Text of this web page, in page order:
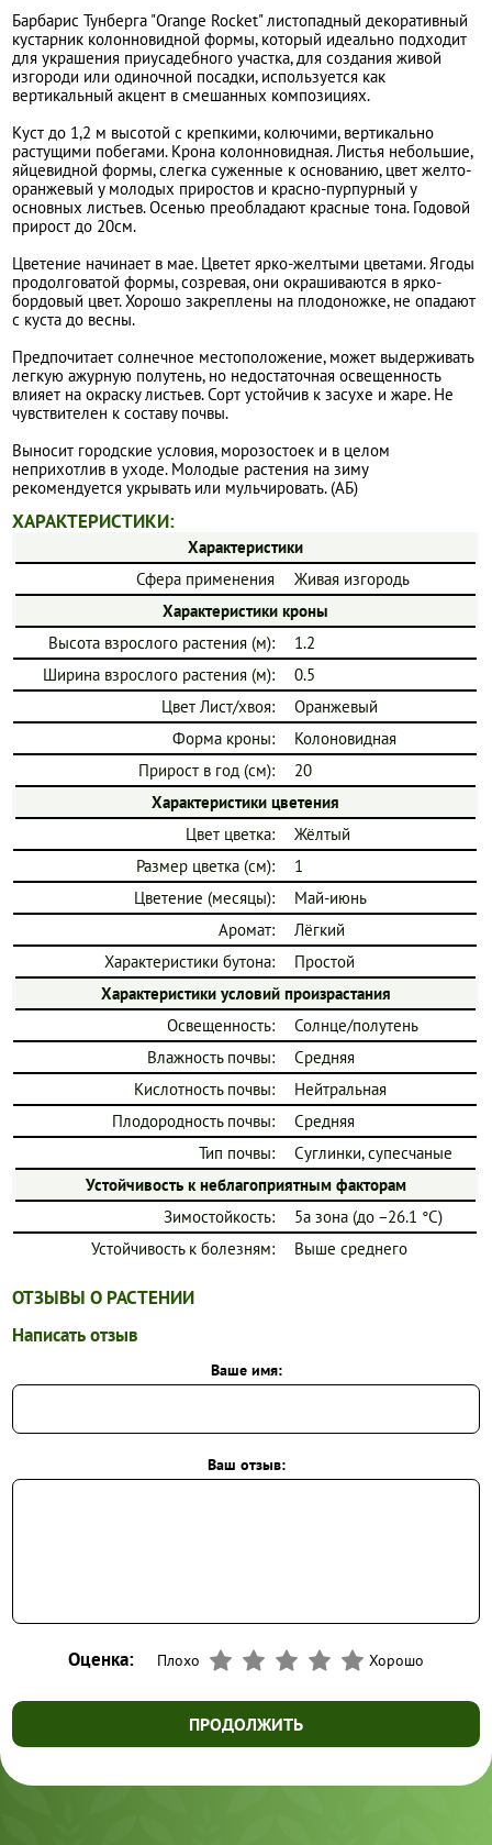
Барбарис Тунберга "Orange Rocket" листопадный декоративный
кустарник колонновидной формы, который идеально подходит
для украшения приусадебного участка, для создания живой
изгороди или одиночной посадки, используется как
вертикальный акцент в смешанных композициях.
Куст до 1,2 м высотой с крепкими, колючими, вертикально
растущими побегами. Крона колонновидная. Листья небольшие,
яйцевидной формы, слегка суженные к основанию, цвет желто-
оранжевый у молодых приростов и красно-пурпурный у
основных листьев. Осенью преобладают красные тона. Годовой
прирост до 20см.
Цветение начинает в мае. Цветет ярко-желтыми цветами. Ягоды
продолговатой формы, созревая, они окрашиваются в ярко-
бордовый цвет. Хорошо закреплены на плодоножке, не опадают
с куста до весны.
Предпочитает солнечное местоположение, может выдерживать
легкую ажурную полутень, но недостаточная освещенность
влияет на окраску листьев. Сорт устойчив к засухе и жаре. Не
чувствителен к составу почвы.
Выносит городские условия, морозостоек и в целом
неприхотлив в уходе. Молодые растения на зиму
рекомендуется укрывать или мульчировать. (АБ)
ХАРАКТЕРИСТИКИ:
Характеристики
Сфера применения
Живая изгородь
Характеристики кроны
Высота взрослого растения (м):
1.2
Ширина взрослого растения (м):
0.5
Цвет Лист/хвоя:
Оранжевый
Форма кроны:
Колоновидная
Прирост в год (см):
20
Характеристики цветения
Цвет цветка:
Жёлтый
Размер цветка (см):
1
Цветение (месяцы):
Май-июнь
Аромат:
Лёгкий
Характеристики бутона:
Простой
Характеристики условий произрастания
Освещенность:
Солнце/полутень
Влажность почвы:
Средняя
Кислотность почвы:
Нейтральная
Плодородность почвы:
Средняя
Тип почвы:
Суглинки, супесчаные
Устойчивость к неблагоприятным факторам
Зимостойкость:
5a зона (до −26.1 °C)
Устойчивость к болезням:
Выше среднего
ОТЗЫВЫ О РАСТЕНИИ
Написать отзыв
Ваше имя:
Ваш отзыв:
Оценка: Плохо Хорошо
ПРОДОЛЖИТЬ